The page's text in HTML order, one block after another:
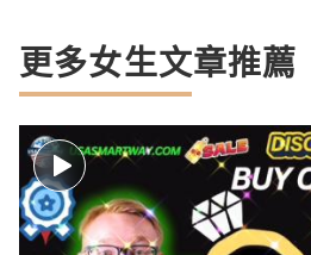
更多女生文章推薦